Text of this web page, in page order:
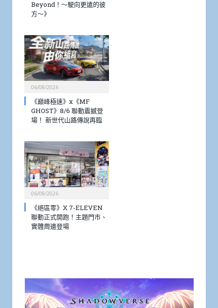
Beyond！～駛向更遠的彼
方～》
06/08/2026
《巔峰極速》x《MF
GHOST》8/6 聯動震撼登
場！ 新世代山路傳說再臨
06/08/2026
《絕區零》X 7-ELEVEN
聯動正式開跑！主題門市、
實體周邊登場